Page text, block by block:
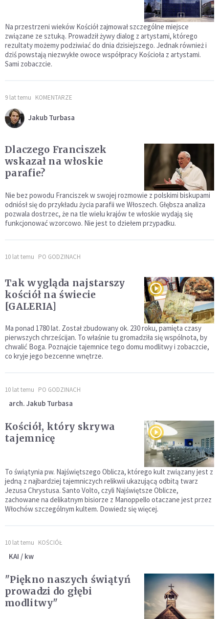
Na przestrzeni wieków Kościół zajmował szczególne miejsce
związane ze sztuką. Prowadził żywy dialog z artystami, którego
rezultaty możemy podziwiać do dnia dzisiejszego. Jednak również i
dziś powstają niezwykłe owoce współpracy Kościoła z artystami.
Sami zobaczcie.
9 lat temu KOMENTARZE
Jakub Turbasa
Dlaczego Franciszek
wskazał na włoskie
parafie?
Nie bez powodu Franciszek w swojej rozmowie z polskimi biskupami
odniósł się do przykładu życia parafii we Włoszech. Głębsza analiza
pozwala dostrzec, że na tle wielu krajów te włoskie wydają się
funkcjonować wzorcowo. Nie jest to dziełem przypadku.
10 lat temu PO GODZINACH
Tak wygląda najstarszy
kościół na świecie
[GALERIA]
Ma ponad 1780 lat. Został zbudowany ok. 230 roku, pamięta czasy
pierwszych chrześcijan. To właśnie tu gromadziła się wspólnota, by
chwalić Boga. Poznajcie tajemnice tego domu modlitwy i zobaczcie,
co kryje jego bezcenne wnętrze.
10 lat temu PO GODZINACH
arch. Jakub Turbasa
Kościół, który skrywa
tajemnicę
To świątynia pw. Najświętszego Oblicza, którego kult związany jest z
jedną z najbardziej tajemniczych relikwii ukazującą odbitą twarz
Jezusa Chrystusa. Santo Volto, czyli Najświętsze Oblicze,
zachowane na delikatnym bisiorze z Manoppello otaczane jest przez
Włochów szczególnym kultem. Dowiedz się więcej.
10 lat temu KOŚCIÓŁ
KAI / kw
"Piękno naszych świątyń
prowadzi do głębi
modlitwy"